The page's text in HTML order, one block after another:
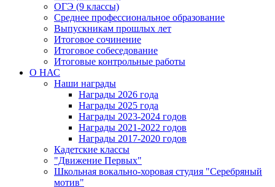
ОГЭ (9 классы)
Среднее профессиональное образование
Выпускникам прошлых лет
Итоговое сочинение
Итоговое собеседование
Итоговые контрольные работы
О НАС
Наши награды
Награды 2026 года
Награды 2025 года
Награды 2023-2024 годов
Награды 2021-2022 годов
Награды 2017-2020 годов
Кадетские классы
"Движение Первых"
Школьная вокально-хоровая студия "Серебряный
мотив"